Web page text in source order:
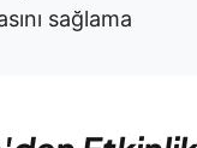
sağlama